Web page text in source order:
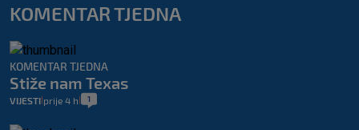
KOMENTAR TJEDNA
KOMENTAR TJEDNA
Stiže nam Texas
VIJESTI prije 4 h 1